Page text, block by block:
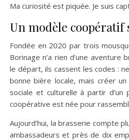
Ma curiosité est piquée. Je suis
Un modèle
Fondée en 2020 par trois
Borinage n’a rien d’une aventure
le départ, ils cassent les codes :
bonne bière locale, mais créer
sociale et culturelle à partir d’un
coopérative est née pour
Aujourd’hui, la brasserie compte
ambassadeurs et près de dix